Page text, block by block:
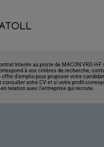
Interim au poste de MACON VRD H-
à vos critères de recherche,
offre d’emploi pour proposer votre
votre CV et si votre profil
relation avec l’entreprise qui recrute.